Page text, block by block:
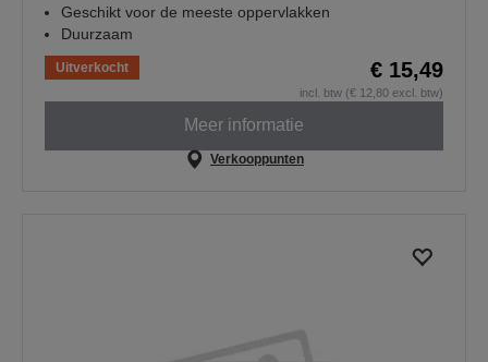
Geschikt voor de meeste oppervlakken
Duurzaam
Uitverkocht € 15,49
incl. btw (€ 12,80 excl. btw)
Meer informatie
Verkooppunten